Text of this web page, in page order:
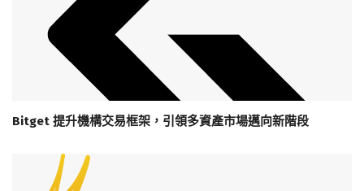
Bitget 提升機構交易框架，引領多資產市場邁向新階段